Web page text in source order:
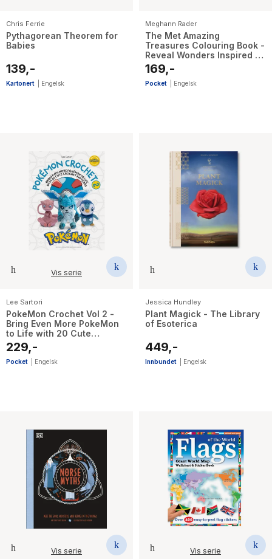
Chris Ferrie
Pythagorean Theorem for
Babies
139,-
Kartonert Engelsk
Meghann Rader
The Met Amazing
Treasures Colouring Book -
Reveal Wonders Inspired by
Masterpieces from The Met
Collection
169,-
Pocket Engelsk
Vis serie
Lee Sartori
PokeMon Crochet Vol 2 -
Bring Even More PokeMon
to Life with 20 Cute
Crochet Patterns
229,-
Pocket Engelsk
Jessica Hundley
Plant Magick - The Library
of Esoterica
449,-
Innbundet Engelsk
Vis serie Vis serie